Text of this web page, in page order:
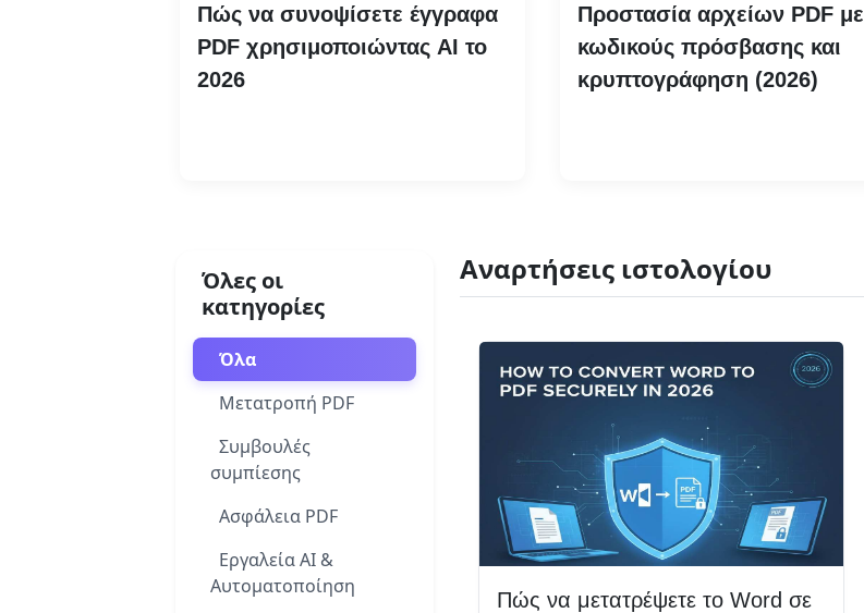
Πώς να συνοψίσετε έγγραφα
PDF χρησιμοποιώντας AI το
2026
Προστασία αρχείων PDF με
κωδικούς πρόσβασης και
κρυπτογράφηση (2026)
Όλες οι
κατηγορίες
Όλα
Μετατροπή PDF
Συμβουλές
συμπίεσης
Ασφάλεια PDF
Εργαλεία AI &
Αυτοματοποίηση
Αναρτήσεις ιστολογίου
Πώς να μετατρέψετε το Word σε